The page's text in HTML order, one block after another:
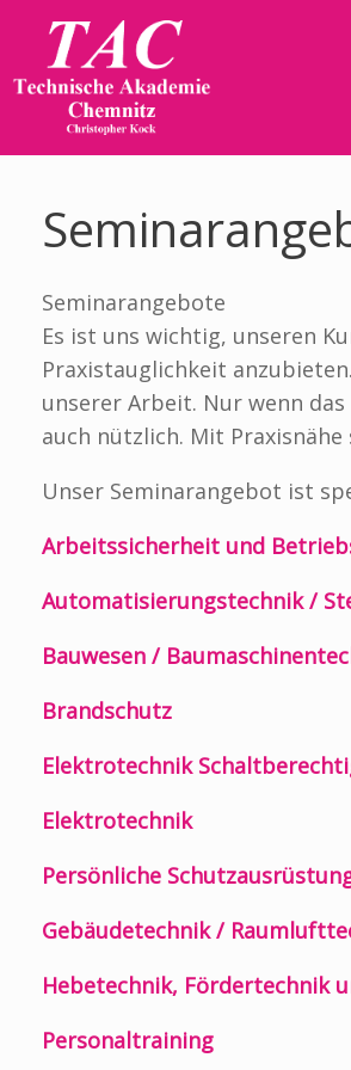
springen
Seminarangebote
Es ist uns wichtig, unseren
Praxistauglichkeit
unserer Arbeit. Nur wenn
auch nützlich. Mit
Unser Seminarangebot ist
Arbeitssicherheit und
Automatisierungstechnik /
Bauwesen /
Brandschutz
Elektrotechnik
Elektrotechnik
Persönliche
Gebäudetechnik /
Hebetechnik, Fördertechnik
Personaltraining